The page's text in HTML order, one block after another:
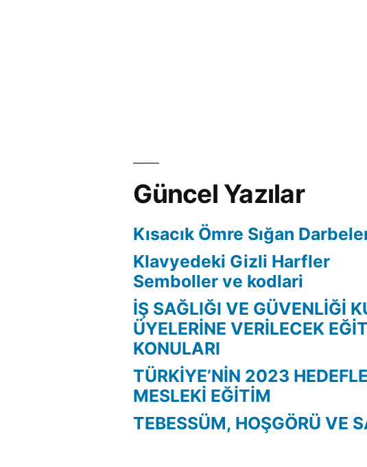
Güncel Yazılar
Kısacık Ömre Sığan
Klavyedeki Gizli Harfler
Semboller ve kodlari
İŞ SAĞLIĞI VE GÜVENLİĞİ
ÜYELERİNE VERİLECEK
KONULARI
TÜRKİYE’NİN 2023
MESLEKİ EĞİTİM
TEBESSÜM, HOŞGÖRÜ VE